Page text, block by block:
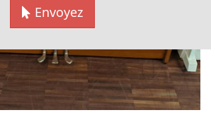
Envoyez